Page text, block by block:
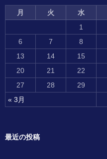
月 火 水
« 3月
1
6
7 8
13
14 15
20
21 22
27
28 29
最近の投稿